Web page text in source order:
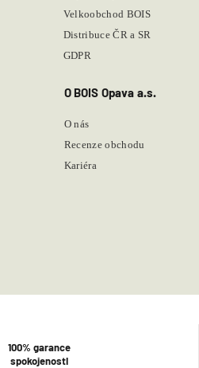
Velkoobchod BOIS
Distribuce ČR a SR
GDPR
O BOIS Opava a.s.
O nás
Recenze obchodu
Kariéra
100% garance
spokojenosti